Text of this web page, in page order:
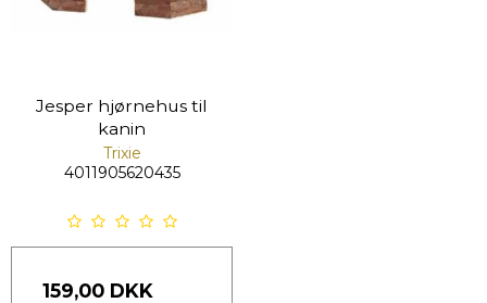
Jesper hjørnehus til
kanin
Trixie
4011905620435
159,00 DKK